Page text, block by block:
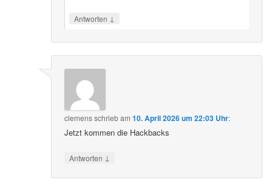
Antworten ↓
clemensschriebam10. April 2026 um 22:03 Uhr:
Jetzt kommen die Hackbacks
Antworten ↓